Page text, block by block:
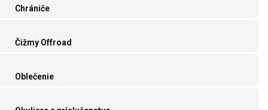
Chrániče
Čižmy Offroad
Oblečenie